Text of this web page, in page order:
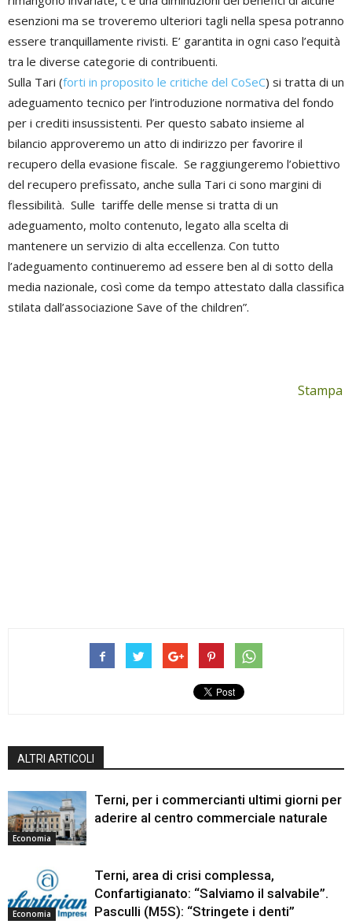
esenzioni ma se troveremo ulteriori tagli nella spesa potranno
essere tranquillamente rivisti. E’ garantita in ogni caso l’equità
tra le diverse categorie di contribuenti.
Sulla Tari (forti in proposito le critiche del CoSeC) si tratta di un
adeguamento tecnico per l’introduzione normativa del fondo
per i crediti insussistenti. Per questo sabato insieme al
bilancio approveremo un atto di indirizzo per favorire il
recupero della evasione fiscale. Se raggiungeremo l’obiettivo
del recupero prefissato, anche sulla Tari ci sono margini di
flessibilità. Sulle tariffe delle mense si tratta di un
adeguamento, molto contenuto, legato alla scelta di
mantenere un servizio di alta eccellenza. Con tutto
l’adeguamento continueremo ad essere ben al di sotto della
media nazionale, così come da tempo attestato dalla classifica
stilata dall’associazione Save of the children”.
Stampa
ALTRI ARTICOLI
Economia
Terni, per i commercianti ultimi giorni per
aderire al centro commerciale naturale
Economia
Terni, area di crisi complessa,
Confartigianato: “Salviamo il salvabile”.
Pasculli (M5S): “Stringete i denti”